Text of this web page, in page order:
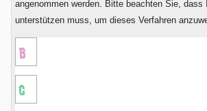
angenommen werden. Bitte beachten Sie, dass
unterstützen muss, um dieses Verfahren